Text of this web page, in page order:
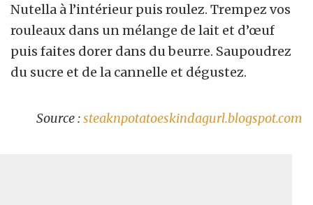
Nutella à l’intérieur puis roulez. Trempez vos
rouleaux dans un mélange de lait et d’œuf
puis faites dorer dans du beurre. Saupoudrez
du sucre et de la cannelle et dégustez.
Source :steaknpotatoeskindagurl.blogspot.com